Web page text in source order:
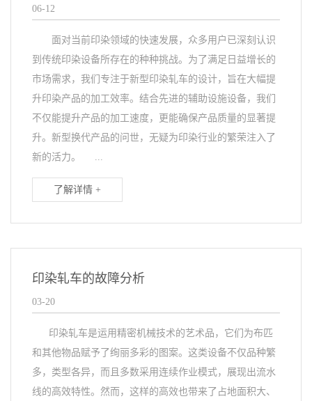
06-12
面对当前印染领域的快速发展，众多用户已深刻认识
到传统印染设备所存在的种种挑战。为了满足日益增长的
市场需求，我们专注于新型印染轧车的设计，旨在大幅提
升印染产品的加工效率。结合先进的辅助设施设备，我们
不仅能提升产品的加工速度，更能确保产品质量的显著提
升。新型换代产品的问世，无疑为印染行业的繁荣注入了
新的活力。 ...
了解详情 +
印染轧车的故障分析
03-20
印染轧车是运用精密机械技术的艺术品，它们为布匹
和其他物品赋予了绚丽多彩的图案。这类设备不仅品种繁
多，类型各异，而且多数采用连续作业模式，展现出流水
线的高效特性。然而，这样的高效也带来了占地面积大、